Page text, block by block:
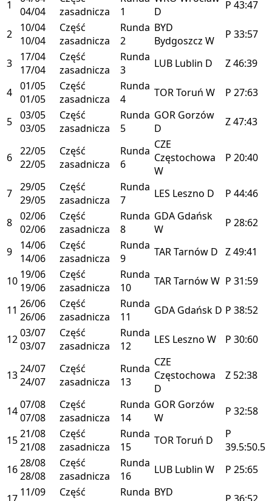
1
04/04
zasadnicza
1
D
P 43:47
2
10/04
10/04
Część
zasadnicza
Runda
2
BYD
Bydgoszcz W P 33:57
3
17/04
17/04
Część
zasadnicza
Runda
3
LUB Lublin D Z46:39
4 01/05
01/05
Część
zasadnicza
Runda
4
TORToruń W P 27:63
5 03/05
03/05
Część
zasadnicza
Runda
5
GOR Gorzów
D
Z47:43
6 22/05
22/05
Część
zasadnicza
Runda
6
CZE
Częstochowa
W
P 20:40
7 29/05
29/05
Część
zasadnicza
Runda
7
LES Leszno D P 44:46
8 02/06
02/06
Część
zasadnicza
Runda
8
GDA Gdańsk
W
P 28:62
9
14/06
14/06
Część
zasadnicza
Runda
9
TARTarnów D Z49:41
10 19/06
19/06
Część
zasadnicza
Runda
10
TARTarnówW P 31:59
11 26/06
26/06
Część
zasadnicza
Runda
11
GDA Gdańsk D P 38:52
1203/07
03/07
Część
zasadnicza
Runda
12
LES Leszno W P 30:60
1324/07
24/07
Część
zasadnicza
Runda
13
CZE
Częstochowa
D
Z 52:38
1407/08
07/08
Część
zasadnicza
Runda
14
GOR Gorzów
W
P 32:58
1521/08
21/08
Część
zasadnicza
Runda
15
TORToruń D
P
39.5:50.5
1628/08
28/08
Część
zasadnicza
Runda
16
LUB Lublin W P 25:65
11/09
Część
Runda BYD